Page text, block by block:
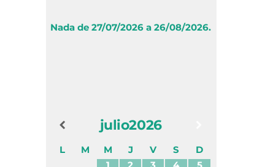
Nada de 27/07/2026 a 26/08/2026.
julio2026
L M M J V S
D